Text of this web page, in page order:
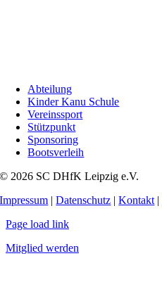
Abteilung
Kinder Kanu Schule
Vereinssport
Stützpunkt
Sponsoring
Bootsverleih
© 2026 SC DHfK Leipzig e.V.
Impressum |Datenschutz |Kontakt |
Page load link
Mitglied werden